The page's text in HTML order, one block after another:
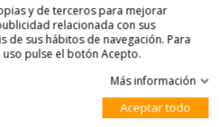
y de terceros para mejorar
relacionada con sus
de sus hábitos de navegación. Para
pulse el botón Acepto.
Más información
Aceptar todo